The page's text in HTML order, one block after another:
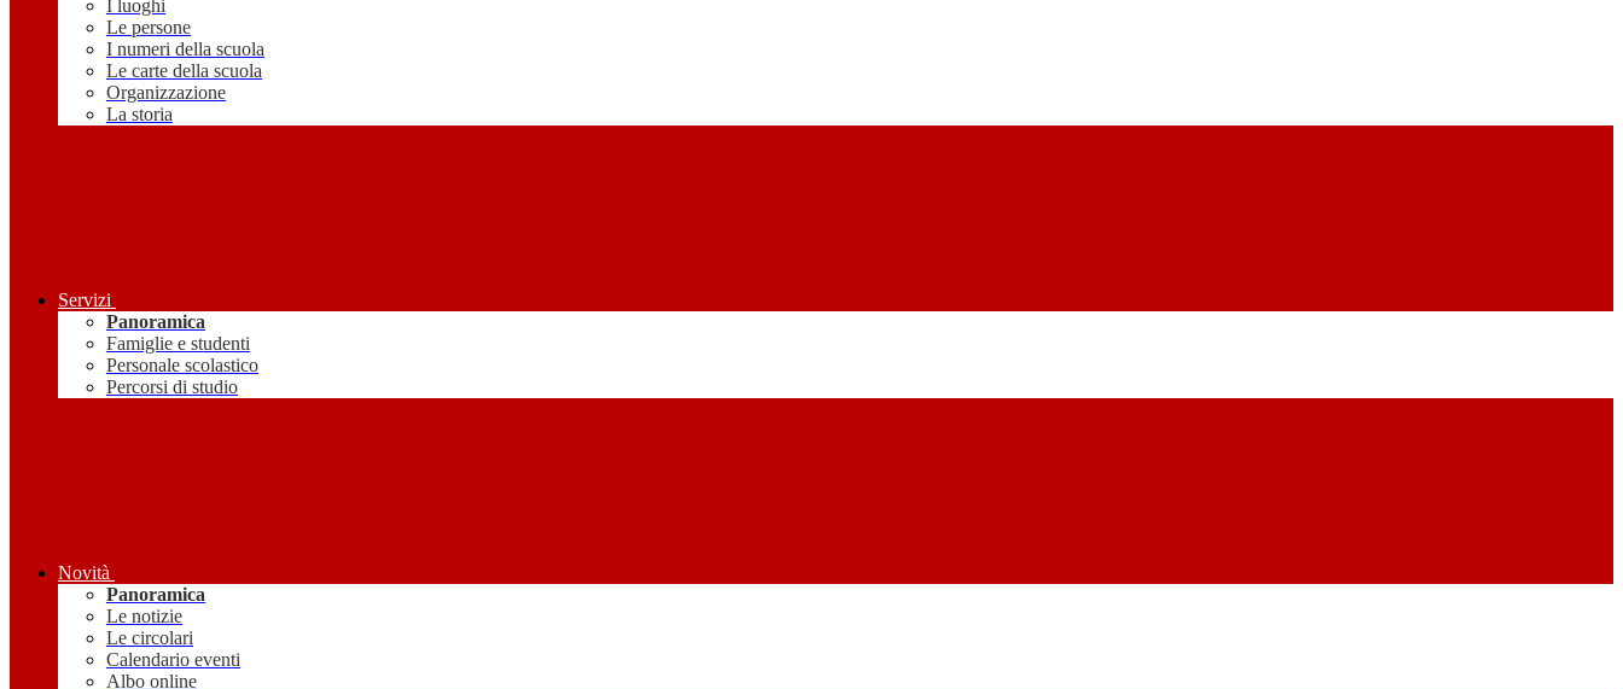
I luoghi
Le persone
I numeri della scuola
Le carte della scuola
Organizzazione
La storia
Servizi
Panoramica
Famiglie e studenti
Personale scolastico
Percorsi di studio
Novità
Panoramica
Le notizie
Le circolari
Calendario eventi
Albo online